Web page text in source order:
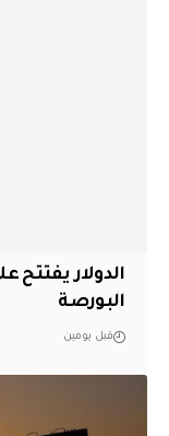
الدولار يفتتح
البورصة
قبل يومين